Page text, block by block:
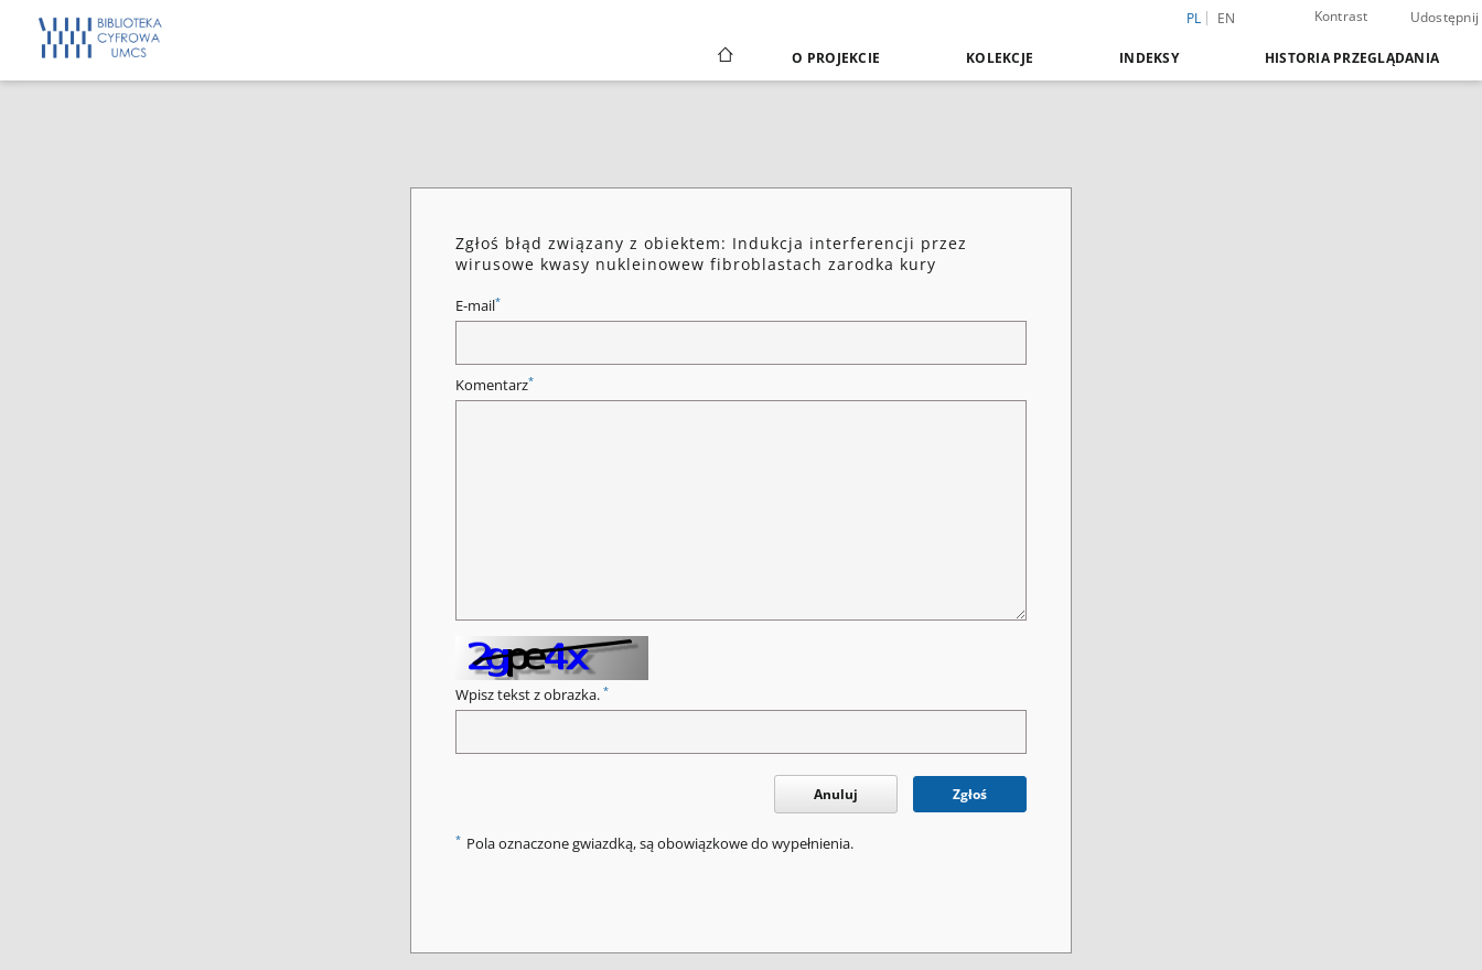
PL EN Kontrast Udostępnij
O PROJEKCIE KOLEKCJE INDEKSY HISTORIA PRZEGLĄDANIA
Zgłoś błąd związany z obiektem: Indukcja interferencji przez
wirusowe kwasy nukleinowew fibroblastach zarodka kury
E-mail*
Komentarz*
Wpisz tekst z obrazka. *
Anuluj Zgłoś
* Pola oznaczone gwiazdką, są obowiązkowe do wypełnienia.